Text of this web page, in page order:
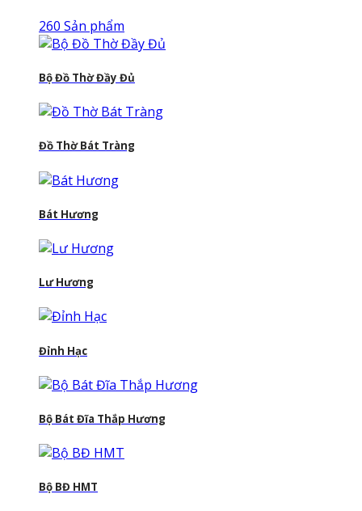
260 Sản phẩm
Bộ Đồ Thờ Đầy Đủ
Đồ Thờ Bát Tràng
Bát Hương
Lư Hương
Đỉnh Hạc
Bộ Bát Đĩa Thắp Hương
Bộ BĐ HMT